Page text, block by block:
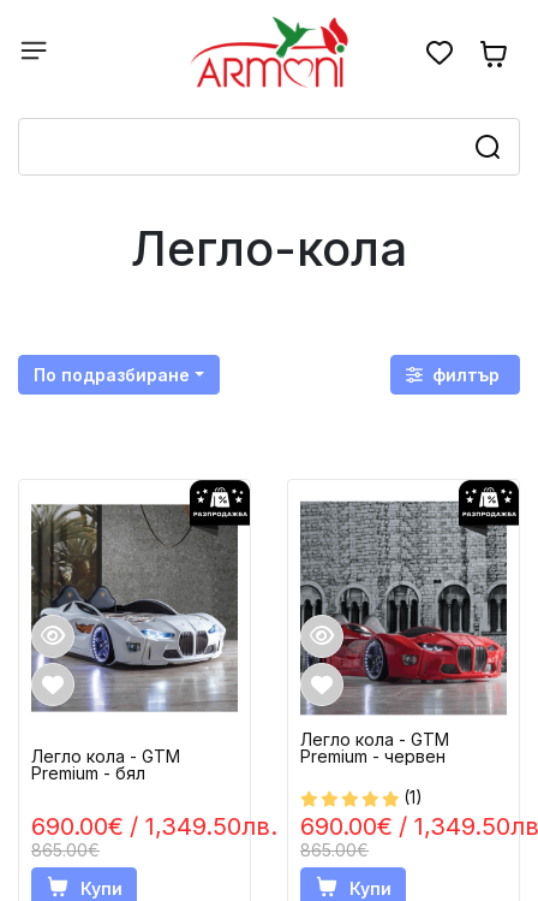
Легло-кола
По подразбиране филтър
690.00€ / 1,349.50лв.
865.00€
Легло кола - GTM
Premium - бял
Купи
(1)
690.00€ /
865.00€
Легло кола - GTM
Premium - червен
Купи